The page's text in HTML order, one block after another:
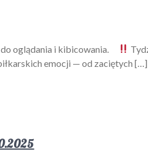
oglądania i kibicowania.
emocji — od zaciętych […]